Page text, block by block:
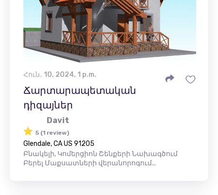
Հուն․ 10, 2024, 1 p.m.
Ճարտարապետական ​​
դիզայներ
Davit
5 (1 review)
Glendale, CA US 91205
Բնակելի, Կոմերցիոն Շենքերի Նախագծում
Բերել Մաքսատների վերանորոգում...